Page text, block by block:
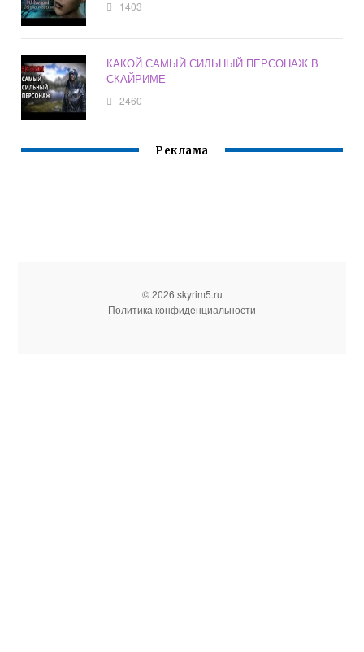
1403
КАКОЙ САМЫЙ СИЛЬНЫЙ ПЕРСОНАЖ В
СКАЙРИМЕ
2460
Реклама
© 2026 skyrim5.ru
Политика конфиденциальности